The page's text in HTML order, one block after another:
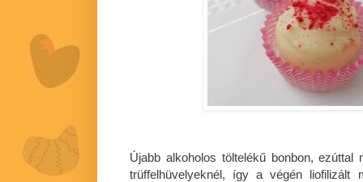
Újabb alkoholos töltelékű bonbon,
trüffelhüvelyeknél, így a végén liofilizált